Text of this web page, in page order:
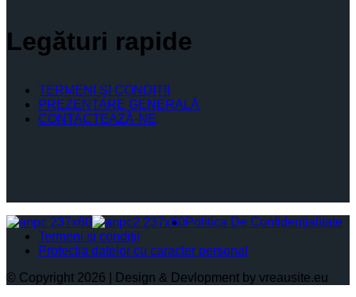
Legături rapide
TERMENI ŞI CONDIŢII
PREZENTARE GENERALĂ
CONTACTEAZĂ-NE
Politica De Confidențialitate
Termeni și condiții
Protectia datelor cu caracter personal
© Copyright 2026 | Design & Devlopment by vreausite.eu